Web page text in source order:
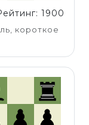
1900
короткое